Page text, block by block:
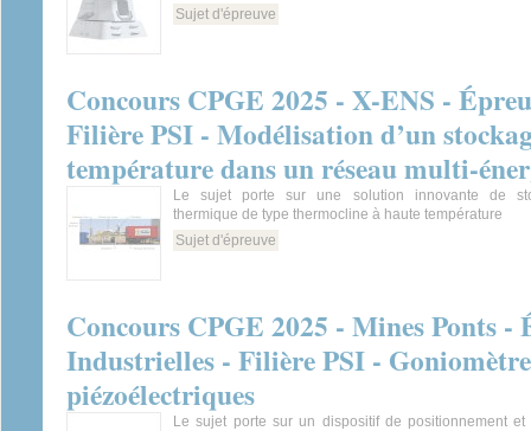
Sujet d'épreuve
Concours CPGE 2025 - X-ENS -
Filière PSI - Modélisation d’un
température dans un réseau multi-
Le sujet porte sur une solution innovante de
thermique de type thermocline à haute température
Sujet d'épreuve
Concours CPGE 2025 - Mines Ponts -
Industrielles - Filière PSI -
piézoélectriques
Le sujet porte sur un dispositif de positionnement et